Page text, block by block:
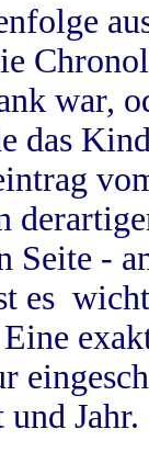
war,
das
Seite -
es
Jahr.